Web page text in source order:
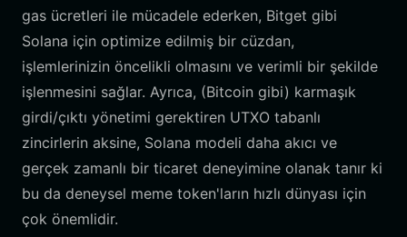
gas ücretleri ile mücadele ederken, Bitget gibi
Solana için optimize edilmiş bir cüzdan,
işlemlerinizin öncelikli olmasını ve verimli bir şekilde
işlenmesini sağlar. Ayrıca, (Bitcoin gibi) karmaşık
girdi/çıktı yönetimi gerektiren UTXO tabanlı
zincirlerin aksine, Solana modeli daha akıcı ve
gerçek zamanlı bir ticaret deneyimine olanak tanır ki
bu da deneysel meme token'ların hızlı dünyası için
çok önemlidir.